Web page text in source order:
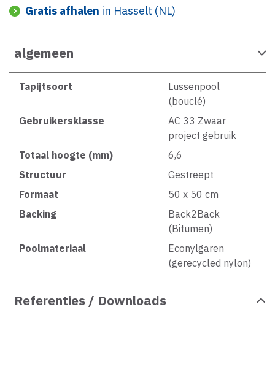
Gratis afhalen in Hasselt (NL)
algemeen
Tapijtsoort
Lussenpool
(bouclé)
Gebruikersklasse
AC 33 Zwaar
project gebruik
Totaal hoogte (mm)
6,6
Structuur
Gestreept
Formaat
50 x 50 cm
Backing
Back2Back
(Bitumen)
Poolmateriaal
Econylgaren
(gerecycled nylon)
Referenties / Downloads